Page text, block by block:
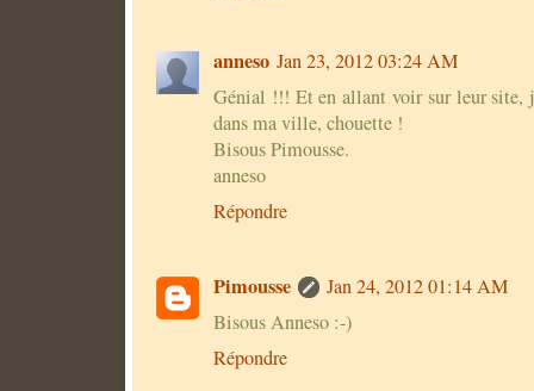
anneso Jan 23, 2012 03:24 AM
Génial !!! Et en allant voir sur leur
dans ma ville, chouette !
Bisous Pimousse.
anneso
Répondre
Pimousse
Jan 24, 2012 01:14 AM
Bisous Anneso :-)
Répondre